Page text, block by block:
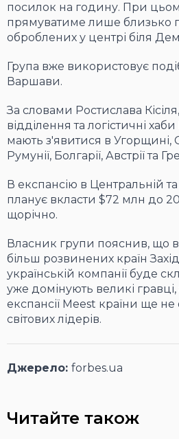
посилок на годину. При
прямуватиме лише близько
оброблених у центрі біля
Група вже використовує
Варшави.
За словами Ростислава Кі
відділення та логістичні
мають з'явитися в Угорщині,
Румунії, Болгарії, Австрії та
В експансію в Центральній
планує вкласти $72 млн до
щорічно.
Власник групи пояснив, що
більш розвинених країн
українській компанії буде
уже домінують великі
експансії Meest країни ще
світових лідерів.
Джерело: forbes.ua
Читайте також